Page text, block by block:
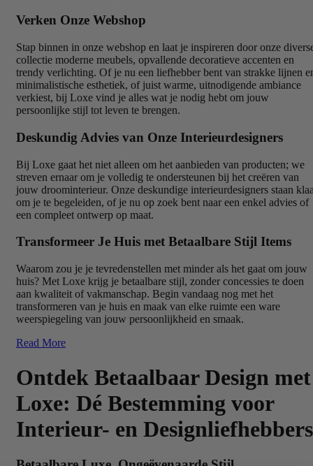
Verken Onze Webshop
Stap binnen in onze webshop en laat je inspireren door onze
collectie moderne meubels, opvallende decoratieve accenten en
trendy verlichting. Of je nu een liefhebber bent van strakke lijnen
minimalistische esthetiek, of juist warme, uitnodigende ambiance
verkiest, bij Loxe vind je alles wat je nodig hebt om jouw
persoonlijke stijl tot leven te brengen.
Deskundig Advies van Onze Interieurdesigners
Bij Loxe gaat het niet alleen om het aanbieden van producten; we
streven ernaar om je volledig te ondersteunen bij het creëren van
jouw droominterieur. Onze deskundige interieurdesigners staan
om je te begeleiden, of je nu op zoek bent naar een enkel advies of
een compleet ontwerp op maat.
Transformeer Je Huis met Betaalbare Stijl Items
Waarom zou je je tevredenstellen met minder als het gaat om jouw
huis? Met Loxe krijg je betaalbare stijl, zonder concessies te doen
aan kwaliteit of vakmanschap. Begin vandaag nog met het
transformeren van je huis en maak van elke ruimte een ware
weerspiegeling van jouw persoonlijkheid en smaak.
Read More
Ontdek Betaalbaar Design met
Loxe: Dé Bestemming voor
Interieur- en Designliefhebbers